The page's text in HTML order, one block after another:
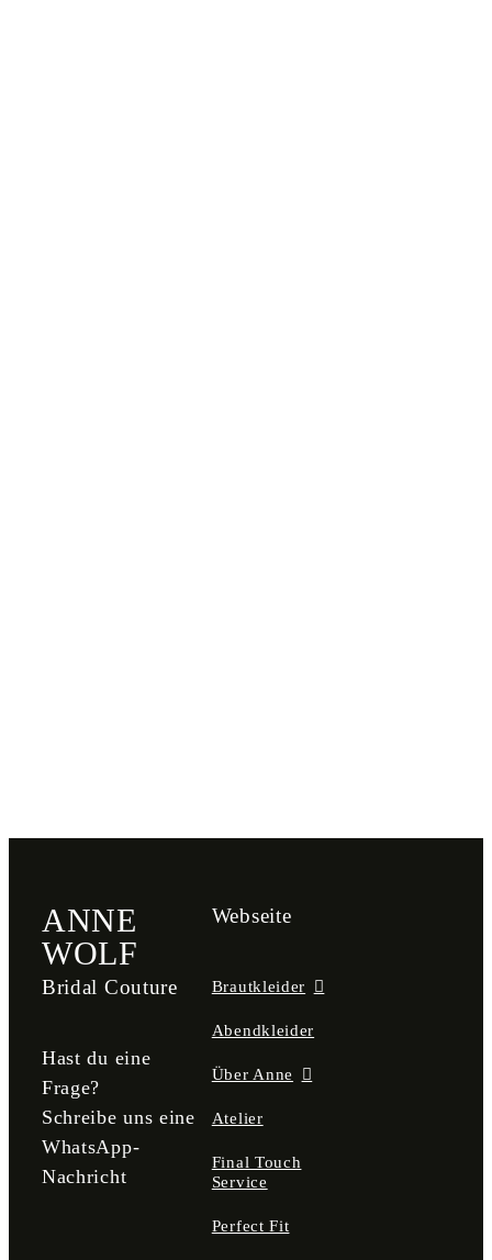
ANNE
WOLF
Bridal Couture
Hast du eine
Frage?
Schreibe uns eine
WhatsApp-
Nachricht
Webseite
Brautkleider
Abendkleider
Über Anne
Atelier
Final Touch
Service
Perfect Fit